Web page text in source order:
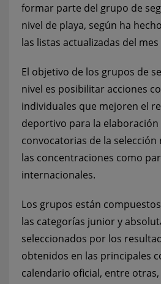
formar parte del grupo de
nivel de playa, según ha
las listas actualizadas del
El objetivo de los grupos de
nivel es posibilitar acciones
individuales que mejoren el
deportivo para la elaboración
convocatorias de la
las concentraciones como
internacionales.
Los grupos están
las categorías junior y
seleccionados por los
obtenidos en las principales
calendario oficial, entre